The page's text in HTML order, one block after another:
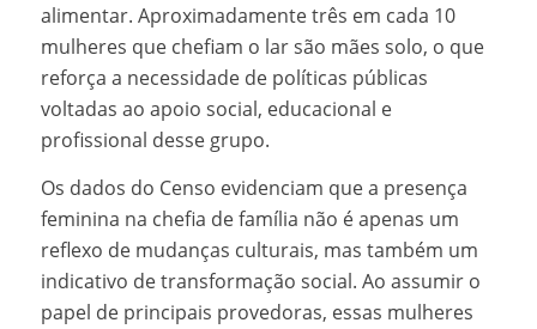
alimentar. Aproximadamente três em cada 10
mulheres que chefiam o lar são mães solo, o que
reforça a necessidade de políticas públicas
voltadas ao apoio social, educacional e
profissional desse grupo.
Os dados do Censo evidenciam que a presença
feminina na chefia de família não é apenas um
reflexo de mudanças culturais, mas também um
indicativo de transformação social. Ao assumir o
papel de principais provedoras, essas mulheres